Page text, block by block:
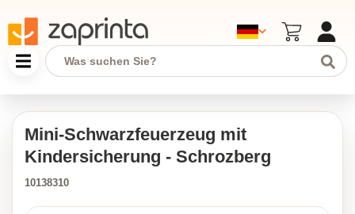
Mini-Schwarzfeuerzeug mit
Kindersicherung - Schrozberg
10138310